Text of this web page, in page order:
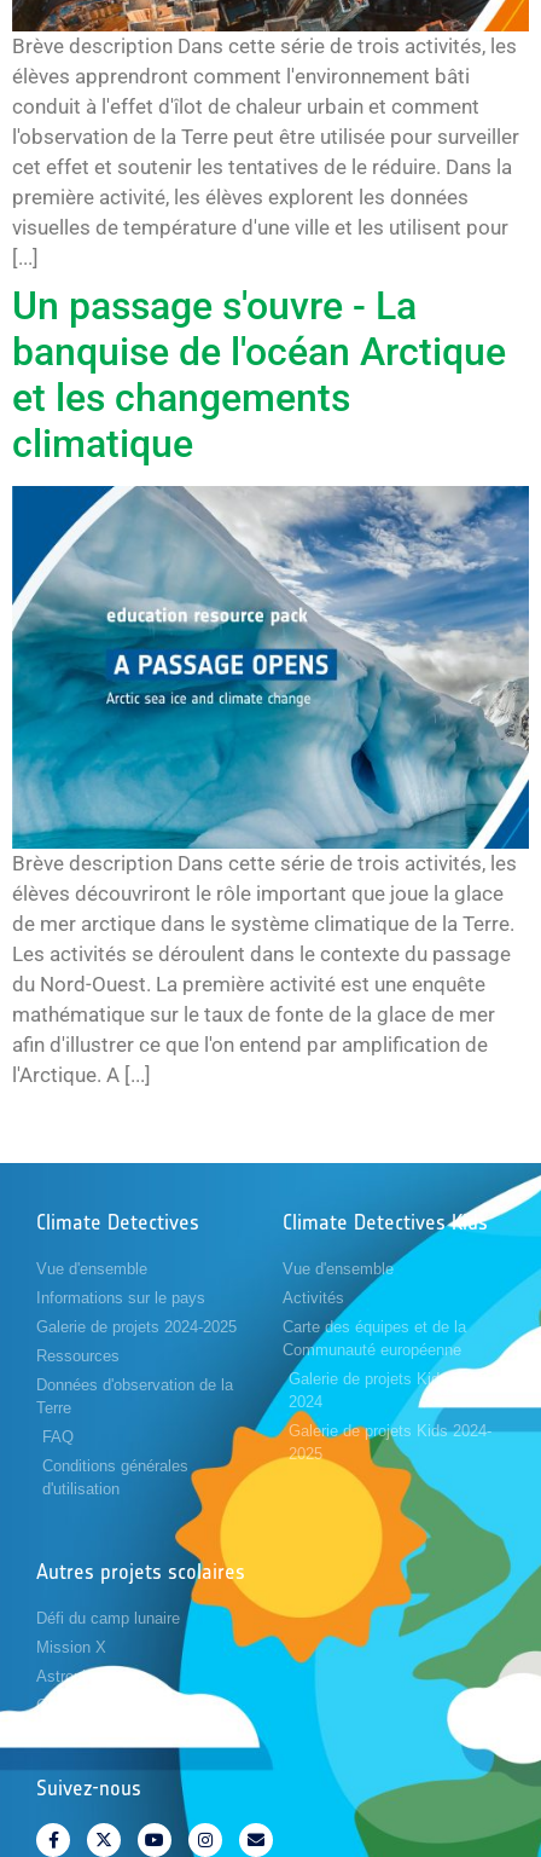
Brève description Dans cette série de trois activités, les
élèves apprendront comment l'environnement bâti
conduit à l'effet d'îlot de chaleur urbain et comment
l'observation de la Terre peut être utilisée pour surveiller
cet effet et soutenir les tentatives de le réduire. Dans la
première activité, les élèves explorent les données
visuelles de température d'une ville et les utilisent pour
[...]
Un passage s'ouvre - La
banquise de l'océan Arctique
et les changements
climatique
Brève description Dans cette série de trois activités, les
élèves découvriront le rôle important que joue la glace
de mer arctique dans le système climatique de la Terre.
Les activités se déroulent dans le contexte du passage
du Nord-Ouest. La première activité est une enquête
mathématique sur le taux de fonte de la glace de mer
afin d'illustrer ce que l'on entend par amplification de
l'Arctique. A [...]
Climate Detectives
Vue d'ensemble
Informations sur le pays
Galerie de projets 2024-2025
Ressources
Données d'observation de la
Terre
FAQ
Conditions générales
d'utilisation
Climate Detectives Kids
Vue d'ensemble
Activités
Carte des équipes et de la
Communauté européenne
Galerie de projets Kids 2023-
2024
Galerie de projets Kids 2024-
2025
Autres projets scolaires
Défi du camp lunaire
Mission X
Astropi
Cansat
Suivez-nous